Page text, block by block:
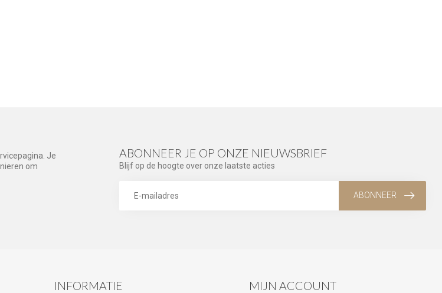
Je
om
ABONNEER JE OP ONZE NIEUWSBRIEF
Blijf op de hoogte over onze laatste acties
ABONNEER
INFORMATIE MIJN ACCOUNT